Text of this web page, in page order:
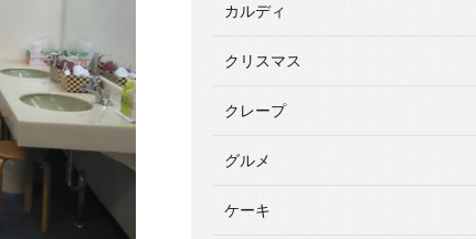
カルディ
クリスマス
クレープ
グルメ
ケーキ